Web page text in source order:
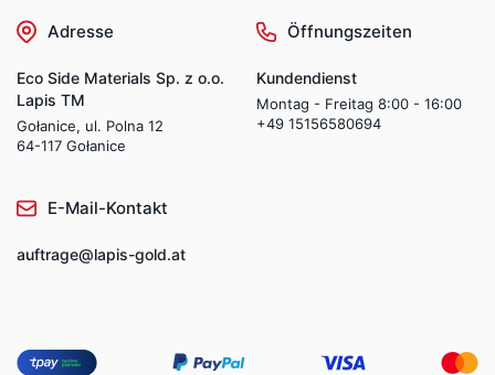
Adresse
Eco Side Materials Sp. z o.o.
Lapis TM
Gołanice, ul. Polna 12
64-117 Gołanice
Öffnungszeiten
Kundendienst
Montag - Freitag 8:00 - 16:00
+49 15156580694
E-Mail-Kontakt
auftrage@lapis-gold.at